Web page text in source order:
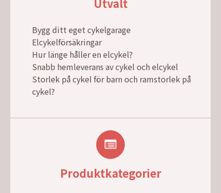
Bygg ditt eget cykelgarage
Elcykelförsäkringar
Hur länge håller en elcykel?
Snabb hemleverans av cykel och elcykel
Storlek på cykel för barn och ramstorlek på
cykel?
Produktkategorier